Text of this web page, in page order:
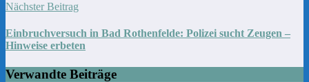
Nächster Beitrag
Einbruchversuch in Bad Rothenfelde: Polizei sucht Zeugen –
Hinweise erbeten
Verwandte Beiträge